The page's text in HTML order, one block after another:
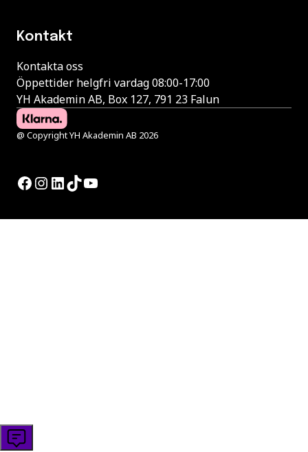
Kontakt
Kontakta oss
Öppettider helgfri vardag 08:00-17:00
YH Akademin AB, Box 127, 791 23 Falun
@ Copyright YH Akademin AB 2026
Facebook
Instagram
LinkedIn
TikTok
YouTube